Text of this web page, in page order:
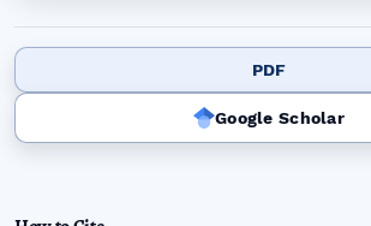
PDF
Google Scholar